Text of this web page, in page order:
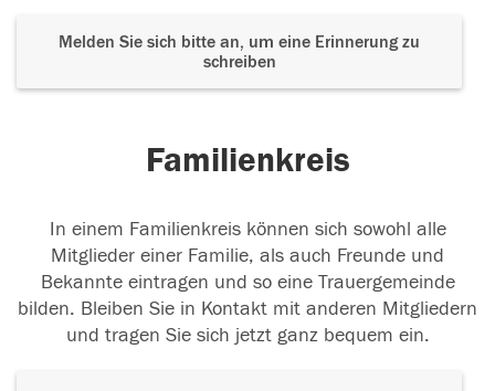
Melden Sie sich bitte an, um eine Erinnerung zu
schreiben
Familienkreis
In einem Familienkreis können sich sowohl alle
Mitglieder einer Familie, als auch Freunde und
Bekannte eintragen und so eine Trauergemeinde
bilden. Bleiben Sie in Kontakt mit anderen Mitgliedern
und tragen Sie sich jetzt ganz bequem ein.